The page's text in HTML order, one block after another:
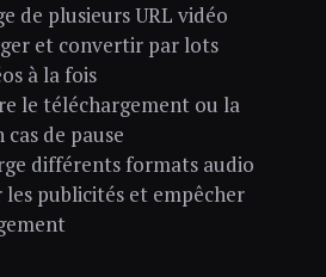
de plusieurs URL vidéo
et convertir par lots
à la fois
le téléchargement ou la
de pause
différents formats audio
publicités et empêcher